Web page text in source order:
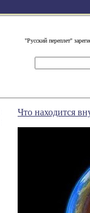
"Русский переплет"
Что находится